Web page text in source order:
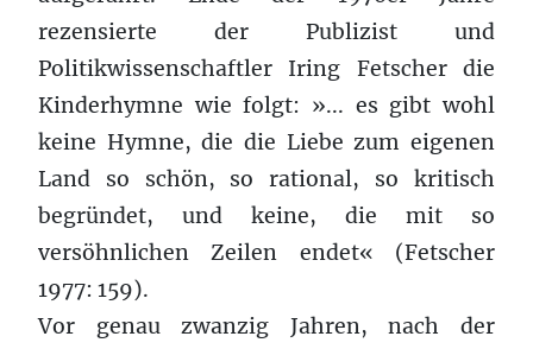
rezensierte der Publizist und
Politikwissenschaftler Iring Fetscher die
Kinderhymne wie folgt: »... es gibt wohl
keine Hymne, die die Liebe zum eigenen
Land so schön, so rational, so kritisch
begründet, und keine, die mit so
versöhnlichen Zeilen endet« (Fetscher
1977: 159).
Vor genau zwanzig Jahren, nach der